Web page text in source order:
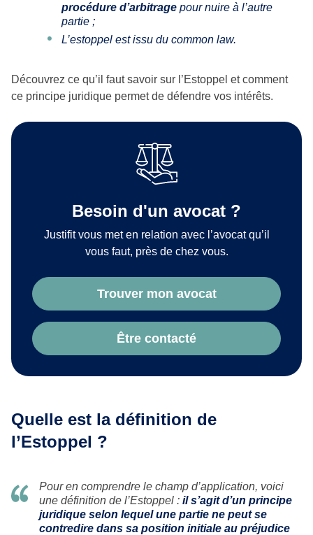
procédure d’arbitrage pour nuire à l’autre
partie ;
L’estoppel est issu du common law.
Découvrez ce qu’il faut savoir sur l’Estoppel et comment
ce principe juridique permet de défendre vos intérêts.
Besoin d'un avocat ?
Justifit vous met en relation avec l’avocat qu’il
vous faut, près de chez vous.
Trouver mon avocat
Être contacté
Quelle est la définition de
l’Estoppel ?
Pour en comprendre le champ d’application, voici
une définition de l’Estoppel : il s’agit d’un principe
juridique selon lequel une partie ne peut se
contredire dans sa position initiale au préjudice